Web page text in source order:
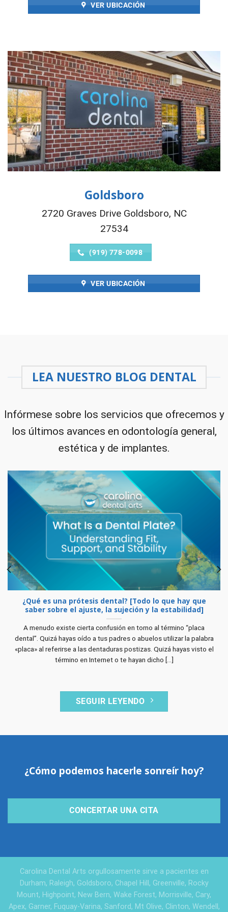
VER UBICACIÓN
Goldsboro
2720 Graves Drive Goldsboro, NC
27534
(919) 778-0098
VER UBICACIÓN
LEA NUESTRO BLOG DENTAL
Infórmese sobre los servicios que ofrecemos y
los últimos avances en odontología general,
estética y de implantes.
¿Qué es una prótesis dental? [Todo lo que hay que
saber sobre el ajuste, la sujeción y la estabilidad]
A menudo existe cierta confusión en torno al término “placa
dental”. Quizá hayas oído a tus padres o abuelos utilizar la palabra
«placa» al referirse a las dentaduras postizas. Quizá hayas visto el
término en Internet o te hayan dicho [...]
SEGUIR LEYENDO
¿Cómo podemos hacerle sonreír hoy?
CONCERTAR UNA CITA
Carolina Dental Arts orgullosamente sirve a pacientes en
Durham, Raleigh, Goldsboro, Chapel Hill, Greenville, Rocky
Mount, Highpoint, New Bern, Wake Forest, Morrisville, Cary,
Apex, Garner, Fuquay-Varina, Sanford, Mt Olive, Clinton, Wendell,